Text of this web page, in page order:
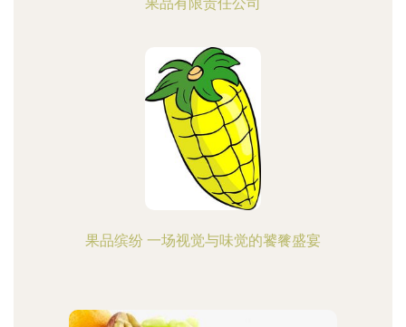
果品缤纷 一场视觉与味觉的饕餮盛宴